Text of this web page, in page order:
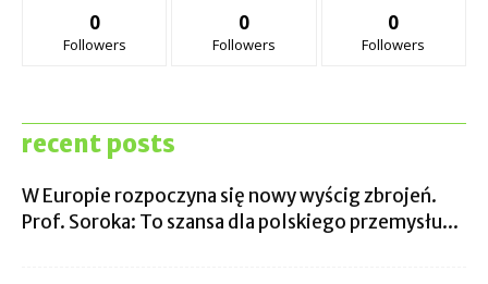
0
Followers
0
Followers
0
Followers
recent posts
W Europie rozpoczyna się nowy wyścig zbrojeń.
Prof. Soroka: To szansa dla polskiego przemysłu...